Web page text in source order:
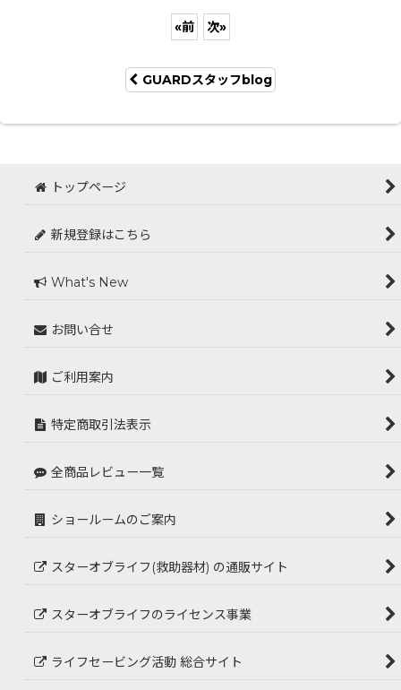
«前 次»
GUARDスタッフblog
トップページ
新規登録はこちら
What's New
お問い合せ
ご利用案内
特定商取引法表示
全商品レビュー一覧
ショールームのご案内
スターオブライフ(救助器材) の通販サイト
スターオブライフのライセンス事業
ライフセービング活動 総合サイト